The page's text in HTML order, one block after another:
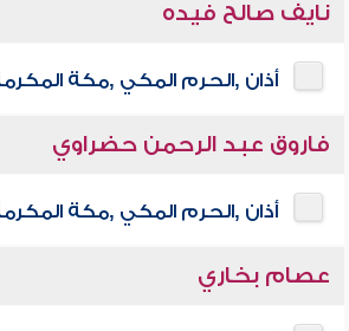
نايف صالح فيده
أذان ,الحرم المكي ,مكة
فاروق عبد الرحمن حضراوي
أذان ,الحرم المكي ,مكة
عصام بخاري